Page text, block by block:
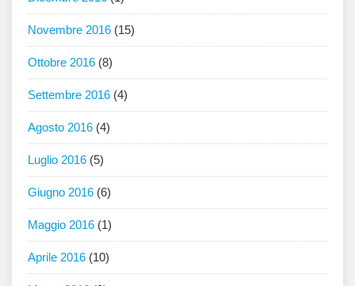
Novembre 2016 (15)
Ottobre 2016 (8)
Settembre 2016 (4)
Agosto 2016 (4)
Luglio 2016 (5)
Giugno 2016 (6)
Maggio 2016 (1)
Aprile 2016 (10)